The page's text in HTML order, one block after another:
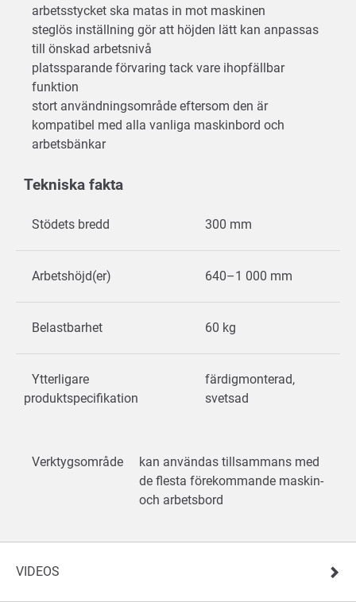
arbetsstycket ska matas in mot maskinen
steglös inställning gör att höjden lätt kan anpassas
till önskad arbetsnivå
platssparande förvaring tack vare ihopfällbar
funktion
stort användningsområde eftersom den är
kompatibel med alla vanliga maskinbord och
arbetsbänkar
Tekniska fakta
Stödets bredd 300 mm
Arbetshöjd(er) 640–1 000 mm
Belastbarhet 60 kg
Ytterligare
produktspecifikation
färdigmonterad,
svetsad
Verktygsområde
kan användas tillsammans med
de flesta förekommande maskin-
och arbetsbord
VIDEOS